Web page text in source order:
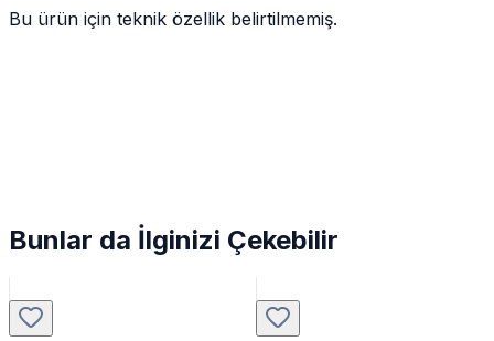
Bu ürün için teknik özellik belirtilmemiş.
Bunlar da İlginizi Çekebilir